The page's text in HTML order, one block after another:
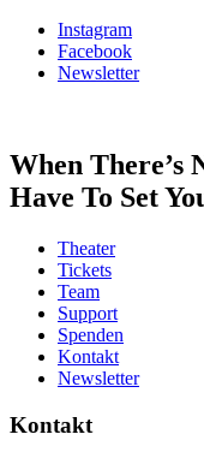
Instagram
Facebook
Newsletter
When There’s
Have To Set
Theater
Tickets
Team
Support
Spenden
Kontakt
Newsletter
Kontakt